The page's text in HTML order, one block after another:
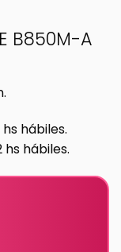
B850M-A
hábiles.
hábiles.